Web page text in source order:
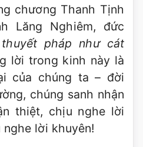
chương Thanh Tịnh
Lăng Nghiêm, đức
thuyết pháp như cát
lời trong kinh này là
của chúng ta – đời
chúng sanh nhận
thiệt, chịu nghe lời
lời khuyên!